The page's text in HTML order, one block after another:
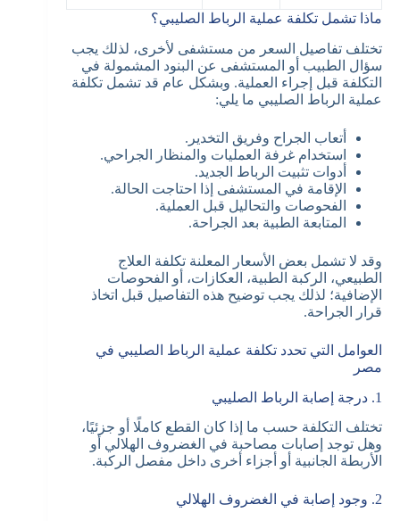
ماذا تشمل تكلفة عملية الرباط الصليبي؟
تختلف تفاصيل السعر من مستشفى لأخرى، لذلك يجب
سؤال الطبيب أو المستشفى عن البنود المشمولة في
التكلفة قبل إجراء العملية. وبشكل عام قد تشمل تكلفة
عملية الرباط الصليبي ما يلي:
أتعاب الجراح وفريق التخدير.
استخدام غرفة العمليات والمنظار الجراحي.
أدوات تثبيت الرباط الجديد.
الإقامة في المستشفى إذا احتاجت الحالة.
الفحوصات والتحاليل قبل العملية.
المتابعة الطبية بعد الجراحة.
وقد لا تشمل بعض الأسعار المعلنة تكلفة العلاج
الطبيعي، الركبة الطبية، العكازات، أو الفحوصات
الإضافية؛ لذلك يجب توضيح هذه التفاصيل قبل اتخاذ
قرار الجراحة.
العوامل التي تحدد تكلفة عملية الرباط الصليبي في
مصر
1. درجة إصابة الرباط الصليبي
تختلف التكلفة حسب ما إذا كان القطع كاملًا أو جزئيًا،
وهل توجد إصابات مصاحبة في الغضروف الهلالي أو
الأربطة الجانبية أو أجزاء أخرى داخل مفصل الركبة.
2. وجود إصابة في الغضروف الهلالي